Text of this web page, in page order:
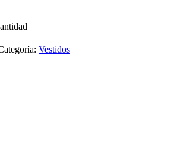
Vestidos